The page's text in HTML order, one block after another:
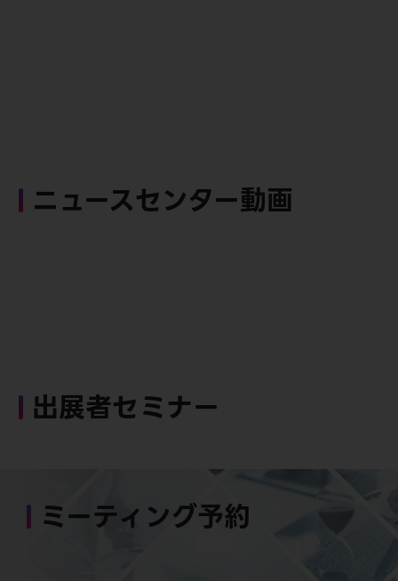
ニュースセンター動画
出展者セミナー
ミーティング予約